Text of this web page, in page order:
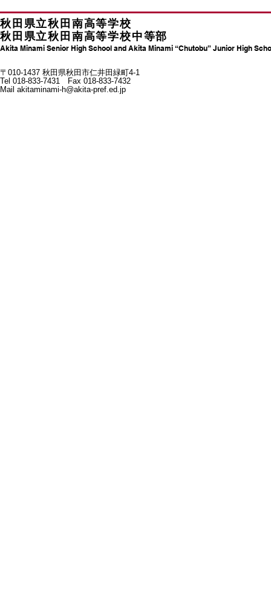
秋田県立秋田南高等学校
秋田県立秋田南高等学校中等部
Akita Minami Senior High School and Akita Minami “Chutobu” Junior High
〒010-1437 秋田県秋田市仁井田緑町4-1
Tel 018-833-7431 Fax 018-833-7432
Mail akitaminami-h@akita-pref.ed.jp